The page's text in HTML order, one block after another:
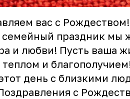
вас с
семейный праздник мы
и любви! Пусть ваша
теплом и
день с близкими
с